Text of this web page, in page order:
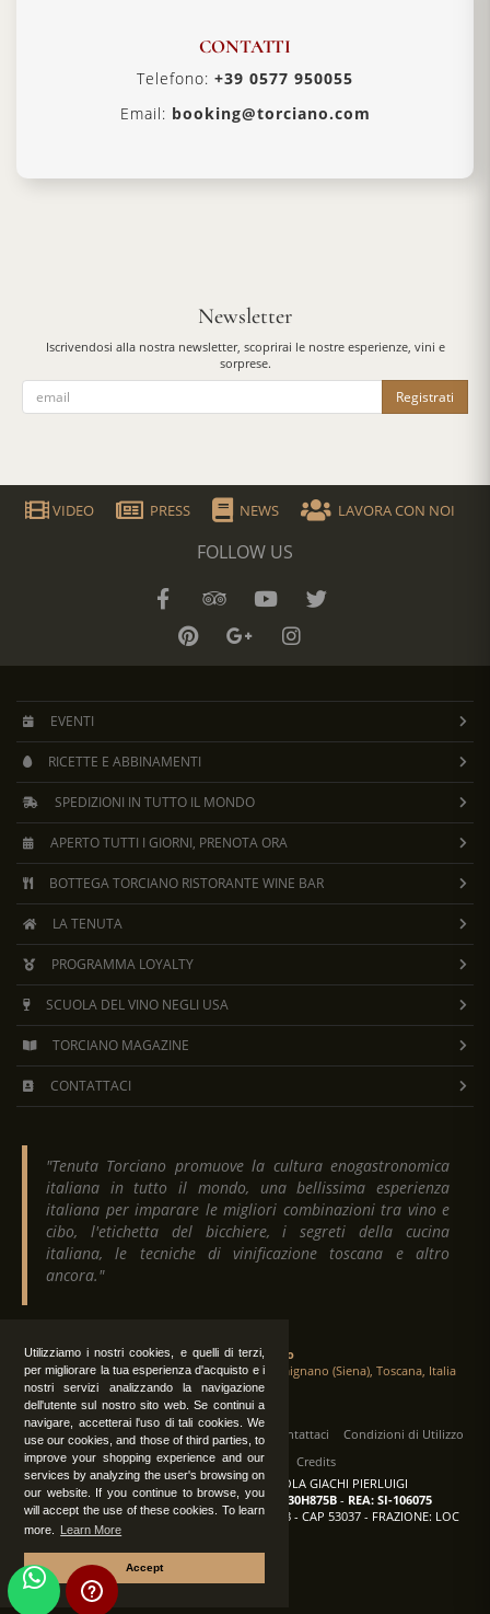
Utilizziamo i nostri cookies, e quelli di terzi,
per migliorare la tua esperienza d'acquisto e i
nostri servizi analizzando la navigazione
dell'utente sul nostro sito web. Se continui a
navigare, accetterai l'uso di tali cookies. We
use our cookies, and those of third parties, to
improve your shopping experience and our
services by analyzing the user's browsing on
our website. If you continue to browse, you
will accept the use of these cookies. To learn
more.
Learn More
Accept
CONTATTI
Telefono: +39 0577 950055
Email: booking@torciano.com
Newsletter
Iscrivendosi alla nostra newsletter, scoprirai le nostre esperienze, vini e
sorprese.
Registrati
VIDEO PRESS NEWS LAVORA CON NOI
FOLLOW US
EVENTI
RICETTE E ABBINAMENTI
SPEDIZIONI IN TUTTO IL MONDO
APERTO TUTTI I GIORNI, PRENOTA ORA
BOTTEGA TORCIANO RISTORANTE WINE BAR
LA TENUTA
PROGRAMMA LOYALTY
SCUOLA DEL VINO NEGLI USA
TORCIANO MAGAZINE
CONTATTACI
"Tenuta Torciano promuove la cultura enogastronomica
italiana in tutto il mondo, una bellissima esperienza
italiana per imparare le migliori combinazioni tra vino e
cibo, l'etichetta del bicchiere, i segreti della cucina
italiana, le tecniche di vinificazione toscana e altro
ancora."
Tenuta Torciano
Via Crocetta 16, Loc. Ulignano 53037 San Gimignano (Siena), Toscana, Italia
Tutti i diritti sono riservati | Operatori Contattaci
Condizioni di Utilizzo
Privacy
Albo Fornitori
Credits
TENUTA TORCIANO AZIENDA AGRICOLA GIACHI PIERLUIGI
P.IVA: IT00375840527 -C.F.: GCHPLG62C30H875B- REA: SI-106075
Sede: SAN GIMIGNANO (SI) - VIA CROCETTA 18 - CAP 53037 - FRAZIONE: LOC